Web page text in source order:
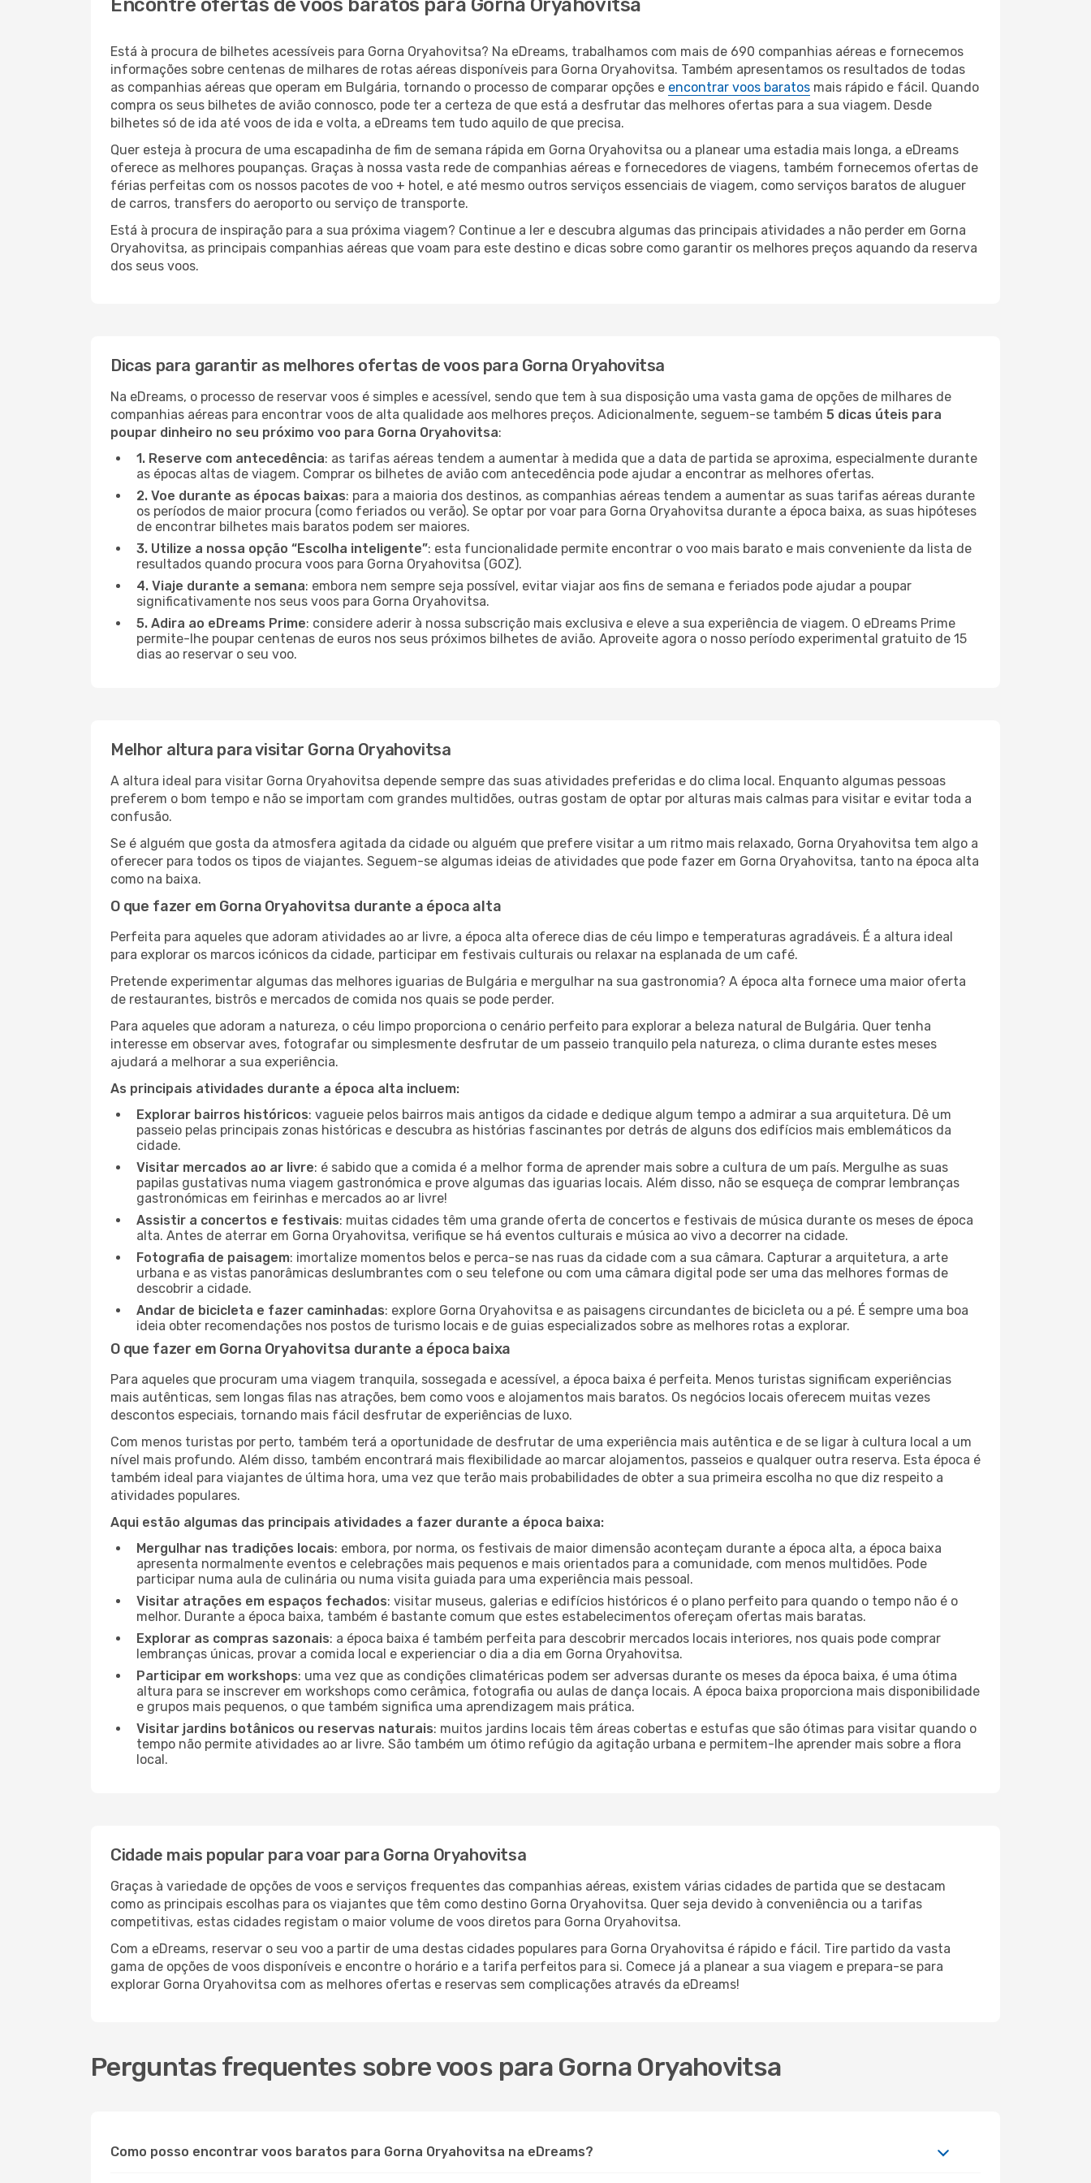
Encontre ofertas de voos baratos para Gorna Oryahovitsa
Está à procura de bilhetes acessíveis para Gorna Oryahovitsa? Na eDreams, trabalhamos com mais de 690 companhias aéreas e fornecemos
informações sobre centenas de milhares de rotas aéreas disponíveis para Gorna Oryahovitsa. Também apresentamos os resultados de todas
as companhias aéreas que operam em Bulgária, tornando o processo de comparar opções e encontrar voos baratos mais rápido e fácil. Quando
compra os seus bilhetes de avião connosco, pode ter a certeza de que está a desfrutar das melhores ofertas para a sua viagem. Desde
bilhetes só de ida até voos de ida e volta, a eDreams tem tudo aquilo de que precisa.
Quer esteja à procura de uma escapadinha de fim de semana rápida em Gorna Oryahovitsa ou a planear uma estadia mais longa, a eDreams
oferece as melhores poupanças. Graças à nossa vasta rede de companhias aéreas e fornecedores de viagens, também fornecemos ofertas de
férias perfeitas com os nossos pacotes de voo + hotel, e até mesmo outros serviços essenciais de viagem, como serviços baratos de aluguer
de carros, transfers do aeroporto ou serviço de transporte.
Está à procura de inspiração para a sua próxima viagem? Continue a ler e descubra algumas das principais atividades a não perder em Gorna
Oryahovitsa, as principais companhias aéreas que voam para este destino e dicas sobre como garantir os melhores preços aquando da reserva
dos seus voos.
Dicas para garantir as melhores ofertas de voos para Gorna Oryahovitsa
Na eDreams, o processo de reservar voos é simples e acessível, sendo que tem à sua disposição uma vasta gama de opções de milhares de
companhias aéreas para encontrar voos de alta qualidade aos melhores preços. Adicionalmente, seguem-se também 5 dicas úteis para
poupar dinheiro no seu próximo voo para Gorna Oryahovitsa:
1. Reserve com antecedência: as tarifas aéreas tendem a aumentar à medida que a data de partida se aproxima, especialmente durante
as épocas altas de viagem. Comprar os bilhetes de avião com antecedência pode ajudar a encontrar as melhores ofertas.
2. Voe durante as épocas baixas: para a maioria dos destinos, as companhias aéreas tendem a aumentar as suas tarifas aéreas durante
os períodos de maior procura (como feriados ou verão). Se optar por voar para Gorna Oryahovitsa durante a época baixa, as suas hipóteses
de encontrar bilhetes mais baratos podem ser maiores.
3. Utilize a nossa opção “Escolha inteligente”: esta funcionalidade permite encontrar o voo mais barato e mais conveniente da lista de
resultados quando procura voos para Gorna Oryahovitsa (GOZ).
4. Viaje durante a semana: embora nem sempre seja possível, evitar viajar aos fins de semana e feriados pode ajudar a poupar
significativamente nos seus voos para Gorna Oryahovitsa.
5. Adira ao eDreams Prime: considere aderir à nossa subscrição mais exclusiva e eleve a sua experiência de viagem. O eDreams Prime
permite-lhe poupar centenas de euros nos seus próximos bilhetes de avião. Aproveite agora o nosso período experimental gratuito de 15
dias ao reservar o seu voo.
Melhor altura para visitar Gorna Oryahovitsa
A altura ideal para visitar Gorna Oryahovitsa depende sempre das suas atividades preferidas e do clima local. Enquanto algumas pessoas
preferem o bom tempo e não se importam com grandes multidões, outras gostam de optar por alturas mais calmas para visitar e evitar toda a
confusão.
Se é alguém que gosta da atmosfera agitada da cidade ou alguém que prefere visitar a um ritmo mais relaxado, Gorna Oryahovitsa tem algo a
oferecer para todos os tipos de viajantes. Seguem-se algumas ideias de atividades que pode fazer em Gorna Oryahovitsa, tanto na época alta
como na baixa.
O que fazer em Gorna Oryahovitsa durante a época alta
Perfeita para aqueles que adoram atividades ao ar livre, a época alta oferece dias de céu limpo e temperaturas agradáveis. É a altura ideal
para explorar os marcos icónicos da cidade, participar em festivais culturais ou relaxar na esplanada de um café.
Pretende experimentar algumas das melhores iguarias de Bulgária e mergulhar na sua gastronomia? A época alta fornece uma maior oferta
de restaurantes, bistrôs e mercados de comida nos quais se pode perder.
Para aqueles que adoram a natureza, o céu limpo proporciona o cenário perfeito para explorar a beleza natural de Bulgária. Quer tenha
interesse em observar aves, fotografar ou simplesmente desfrutar de um passeio tranquilo pela natureza, o clima durante estes meses
ajudará a melhorar a sua experiência.
As principais atividades durante a época alta incluem:
Explorar bairros históricos: vagueie pelos bairros mais antigos da cidade e dedique algum tempo a admirar a sua arquitetura. Dê um
passeio pelas principais zonas históricas e descubra as histórias fascinantes por detrás de alguns dos edifícios mais emblemáticos da
cidade.
Visitar mercados ao ar livre: é sabido que a comida é a melhor forma de aprender mais sobre a cultura de um país. Mergulhe as suas
papilas gustativas numa viagem gastronómica e prove algumas das iguarias locais. Além disso, não se esqueça de comprar lembranças
gastronómicas em feirinhas e mercados ao ar livre!
Assistir a concertos e festivais: muitas cidades têm uma grande oferta de concertos e festivais de música durante os meses de época
alta. Antes de aterrar em Gorna Oryahovitsa, verifique se há eventos culturais e música ao vivo a decorrer na cidade.
Fotografia de paisagem: imortalize momentos belos e perca-se nas ruas da cidade com a sua câmara. Capturar a arquitetura, a arte
urbana e as vistas panorâmicas deslumbrantes com o seu telefone ou com uma câmara digital pode ser uma das melhores formas de
descobrir a cidade.
Andar de bicicleta e fazer caminhadas: explore Gorna Oryahovitsa e as paisagens circundantes de bicicleta ou a pé. É sempre uma boa
ideia obter recomendações nos postos de turismo locais e de guias especializados sobre as melhores rotas a explorar.
O que fazer em Gorna Oryahovitsa durante a época baixa
Para aqueles que procuram uma viagem tranquila, sossegada e acessível, a época baixa é perfeita. Menos turistas significam experiências
mais autênticas, sem longas filas nas atrações, bem como voos e alojamentos mais baratos. Os negócios locais oferecem muitas vezes
descontos especiais, tornando mais fácil desfrutar de experiências de luxo.
Com menos turistas por perto, também terá a oportunidade de desfrutar de uma experiência mais autêntica e de se ligar à cultura local a um
nível mais profundo. Além disso, também encontrará mais flexibilidade ao marcar alojamentos, passeios e qualquer outra reserva. Esta época é
também ideal para viajantes de última hora, uma vez que terão mais probabilidades de obter a sua primeira escolha no que diz respeito a
atividades populares.
Aqui estão algumas das principais atividades a fazer durante a época baixa:
Mergulhar nas tradições locais: embora, por norma, os festivais de maior dimensão aconteçam durante a época alta, a época baixa
apresenta normalmente eventos e celebrações mais pequenos e mais orientados para a comunidade, com menos multidões. Pode
participar numa aula de culinária ou numa visita guiada para uma experiência mais pessoal.
Visitar atrações em espaços fechados: visitar museus, galerias e edifícios históricos é o plano perfeito para quando o tempo não é o
melhor. Durante a época baixa, também é bastante comum que estes estabelecimentos ofereçam ofertas mais baratas.
Explorar as compras sazonais: a época baixa é também perfeita para descobrir mercados locais interiores, nos quais pode comprar
lembranças únicas, provar a comida local e experienciar o dia a dia em Gorna Oryahovitsa.
Participar em workshops: uma vez que as condições climatéricas podem ser adversas durante os meses da época baixa, é uma ótima
altura para se inscrever em workshops como cerâmica, fotografia ou aulas de dança locais. A época baixa proporciona mais disponibilidade
e grupos mais pequenos, o que também significa uma aprendizagem mais prática.
Visitar jardins botânicos ou reservas naturais: muitos jardins locais têm áreas cobertas e estufas que são ótimas para visitar quando o
tempo não permite atividades ao ar livre. São também um ótimo refúgio da agitação urbana e permitem-lhe aprender mais sobre a flora
local.
Cidade mais popular para voar para Gorna Oryahovitsa
Graças à variedade de opções de voos e serviços frequentes das companhias aéreas, existem várias cidades de partida que se destacam
como as principais escolhas para os viajantes que têm como destino Gorna Oryahovitsa. Quer seja devido à conveniência ou a tarifas
competitivas, estas cidades registam o maior volume de voos diretos para Gorna Oryahovitsa.
Com a eDreams, reservar o seu voo a partir de uma destas cidades populares para Gorna Oryahovitsa é rápido e fácil. Tire partido da vasta
gama de opções de voos disponíveis e encontre o horário e a tarifa perfeitos para si. Comece já a planear a sua viagem e prepara-se para
explorar Gorna Oryahovitsa com as melhores ofertas e reservas sem complicações através da eDreams!
Perguntas frequentes sobre voos para Gorna Oryahovitsa
Como posso encontrar voos baratos para Gorna Oryahovitsa na eDreams?